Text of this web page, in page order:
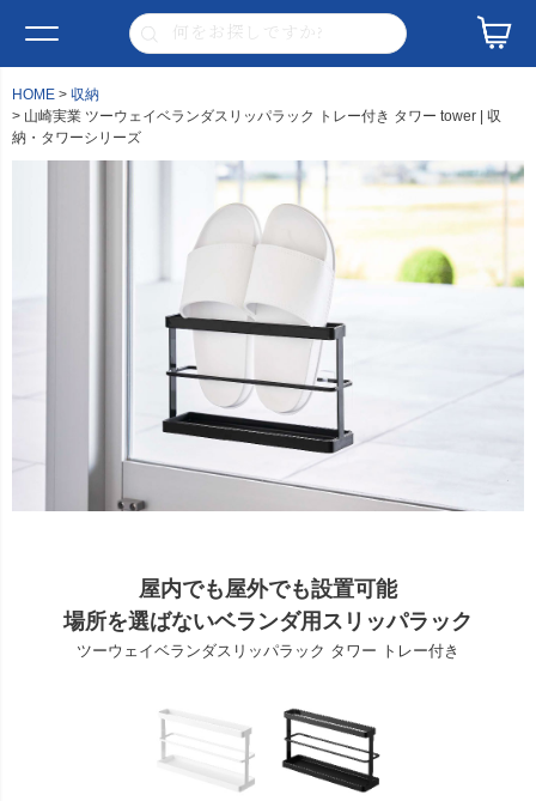
HOME
収納
山崎実業 ツーウェイベランダスリッパラック トレー付き タワー tower | 収
納・タワーシリーズ
屋内でも屋外でも設置可能
場所を選ばないベランダ用スリッパラック
ツーウェイベランダスリッパラック タワー トレー付き